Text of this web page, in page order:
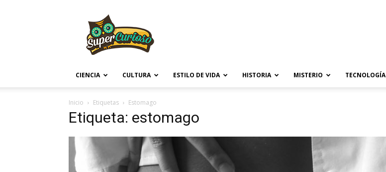
CIENCIA CULTURA ESTILO DE VIDA HISTORIA MISTERIO TECNOLOGÍA
Inicio Etiquetas Estomago
Etiqueta: estomago